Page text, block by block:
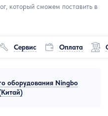
который сможем поставить в
Сервис Оплата
оборудования Ningbo